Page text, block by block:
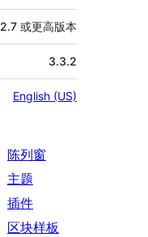
2.7 或更高版本
3.3.2
English (US)
陈列窗
主题
插件
区块样板